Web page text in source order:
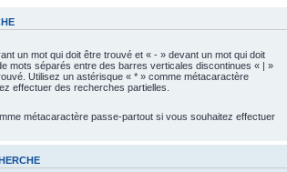
un mot qui doit être trouvé et « - » devant un mot qui doit
mots séparés entre des barres verticales discontinues « | »
Utilisez un astérisque « * » comme métacaractère
effectuer des recherches partielles.
métacaractère passe-partout si vous souhaitez effectuer